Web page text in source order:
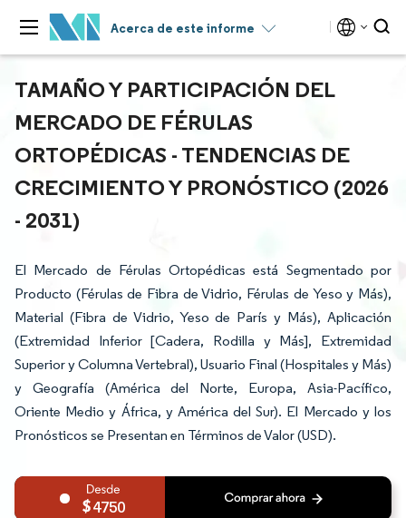
Acerca de este informe
TAMAÑO Y PARTICIPACIÓN DEL
MERCADO DE FÉRULAS
ORTOPÉDICAS - TENDENCIAS DE
CRECIMIENTO Y PRONÓSTICO (2026
- 2031)
El Mercado de Férulas Ortopédicas está Segmentado por
Producto (Férulas de Fibra de Vidrio, Férulas de Yeso y Más),
Material (Fibra de Vidrio, Yeso de París y Más), Aplicación
(Extremidad Inferior [Cadera, Rodilla y Más], Extremidad
Superior y Columna Vertebral), Usuario Final (Hospitales y Más)
y Geografía (América del Norte, Europa, Asia-Pacífico,
Oriente Medio y África, y América del Sur). El Mercado y los
Pronósticos se Presentan en Términos de Valor (USD).
4750